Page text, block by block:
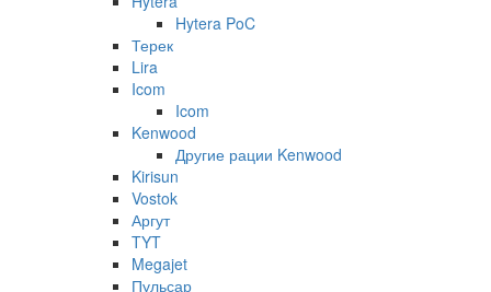
Hytera PoC
Терек
Lira
Icom
Icom
Kenwood
Другие рации Kenwood
Kirisun
Vostok
Аргут
TYT
Megajet
Пульсар